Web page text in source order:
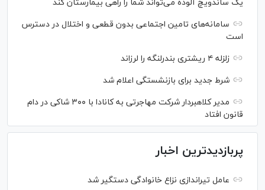
یک ساندویچ آلوده می‌تواند شما را راهی بیمارستان کند
سامانه‌های تامین اجتماعی بدون قطعی و اختلال در دسترس
است
زلزله ۴ ریشتری بندرلنگه را لرزاند
شرط جدید برای بازنشستگی اعلام شد
مدیر کلاهبردار شرکت مهاجرتی به کانادا با ۳۰۰ شاکی در دام
قانون افتاد
پربازدیدترین اخبار
عامل تیراندازی نزاع خانوادگی دستگیر شد